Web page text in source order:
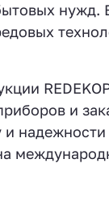
нужд.
и
и